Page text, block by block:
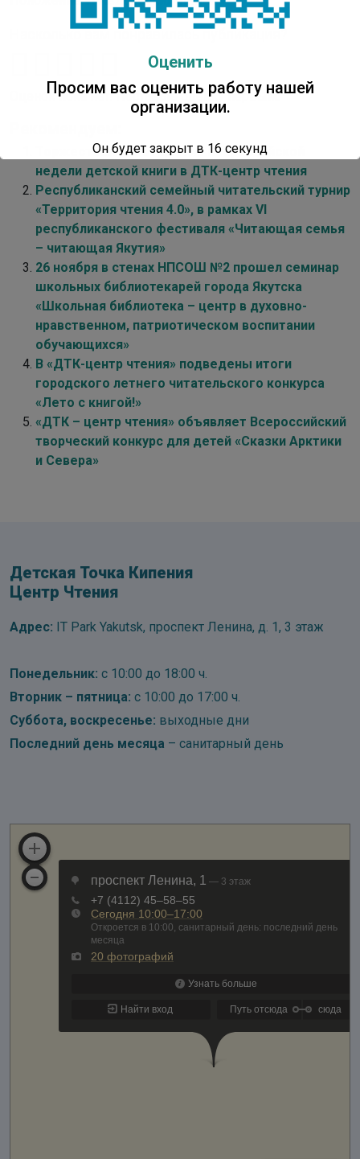
Насколько вам понравилась публикация?
Оценок пока нет. Поставьте оценку первым.
Торжественное открытие Всероссийской
недели детской книги в ДТК-центр чтения
Республиканский семейный читательский турнир
«Территория чтения 4.0», в рамках VI
республиканского фестиваля «Читающая семья
– читающая Якутия»
26 ноября в стенах НПСОШ №2 прошел семинар
школьных библиотекарей города Якутска
«Школьная библиотека – центр в духовно-
нравственном, патриотическом воспитании
обучающихся»
В «ДТК-центр чтения» подведены итоги
городского летнего читательского конкурса
«Лето с книгой!»
«ДТК – центр чтения» объявляет Всероссийский
творческий конкурс для детей «Сказки Арктики
и Севера»
Детская Точка Кипения
Центр Чтения
Адрес: IT Park Yakutsk, проспект Ленина, д. 1, 3 этаж
Понедельник: с 10:00 до 18:00 ч.
Вторник – пятница: с 10:00 до 17:00 ч.
Суббота, воскресенье: выходные дни
Последний день месяца – санитарный день
Оценить
Просим вас оценить работу нашей
организации.
Он будет закрыт в 16 секунд